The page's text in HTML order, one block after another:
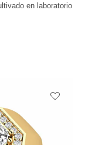
+11
en laboratorio